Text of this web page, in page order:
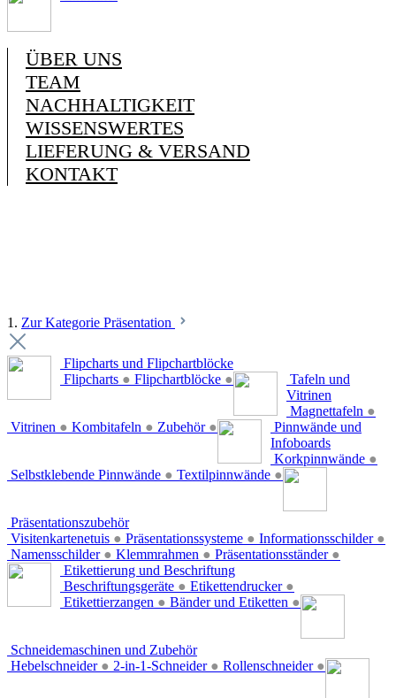
ÜBER UNS
TEAM
NACHHALTIGKEIT
WISSENSWERTES
LIEFERUNG & VERSAND
KONTAKT
1. Zur Kategorie Präsentation
Flipcharts und Flipchartblöcke
Flipcharts ● Flipchartblöcke ●
Tafeln und
Vitrinen
Magnettafeln ●
Vitrinen ● Kombitafeln ● Zubehör ●
Pinnwände und
Infoboards
Korkpinnwände ●
Selbstklebende Pinnwände ● Textilpinnwände ●
Präsentationszubehör
Visitenkartenetuis ● Präsentationssysteme ● Informationsschilder ●
Namensschilder ● Klemmrahmen ● Präsentationsständer ●
Etikettierung und Beschriftung
Beschriftungsgeräte ● Etikettendrucker ●
Etikettierzangen ● Bänder und Etiketten ●
Schneidemaschinen und Zubehör
Hebelschneider ● 2-in-1-Schneider ● Rollenschneider ●